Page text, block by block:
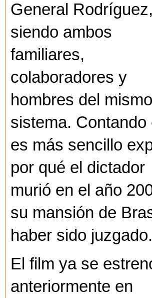
General Rodríguez,
siendo ambos
familiares,
colaboradores y
hombres del mismo
sistema. Contando
es más sencillo
por qué el dictador
murió en el año
su mansión de
haber sido juzgado.
El film ya se
anteriormente en